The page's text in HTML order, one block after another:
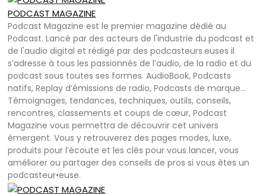
PODCAST MAGAZINE
Podcast Magazine est le premier magazine dédié au
Podcast. Lancé par des acteurs de l'industrie du podcast et
de l'audio digital et rédigé par des podcasteurs.euses il
s’adresse à tous les passionnés de l’audio, de la radio et du
podcast sous toutes ses formes. AudioBook, Podcasts
natifs, Replay d’émissions de radio, Podcasts de marque…
Témoignages, tendances, techniques, outils, conseils,
rencontres, classements et coups de cœur, Podcast
Magazine vous permettra de découvrir cet univers
émergent. Vous y retrouverez des pages modes, luxe,
produits pour l’écoute et les clés pour vous lancer, vous
améliorer ou partager des conseils de pros si vous êtes un
podcasteur•euse.